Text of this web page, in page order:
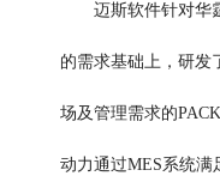
迈斯软件针对华
的需求基础上，研发
场及管理需求的
动力通过MES系统满